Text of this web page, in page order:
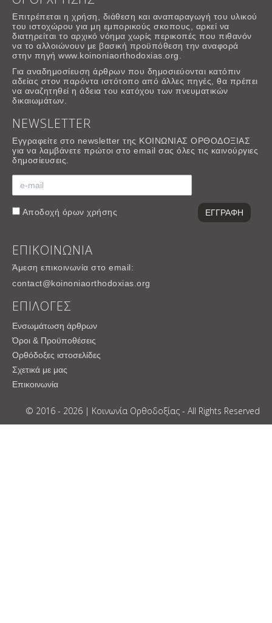
Επιτρέπεται η χρήση, διάθεση και αναπαραγωγή του υλικού
του ιστοχώρου για μη εμπορικούς σκοπους, αρκεί να
διατηρείται το αρχικό νόημα χωρίς περικοπές που πιθανόν
να το αλλοιώνουν με βασική προϋπόθεση την αναφορά
στην πηγή www.koinoniaorthodoxias.org.
Για αναδημοσίευση άρθρων που δημοσιεύονται κατόπιν
αδείας στον παρόντα ιστότοπο από άλλες πηγές, θα πρέπει
να αναζητηθεί η άδεια του κατόχου των πνευματικών
δικαιωμάτων.
NEWSLETTER
Εγγραφείτε στο newsletter της ΚΟΙΝΩΝΙΑΣ ΟΡΘΟΔΟΞΙΑΣ
για να λαμβάνετε πρώτοι στο email σας όλες τις καινούργιες
δημοσίευσεις.
Αποδοχή όρων χρήσης
ΕΠΙΚΟΙΝΩΝΙΑ
Άμεση επικοινωνία στο email:
contact@koinoniaorthodoxias.org
ΕΠΙΛΟΓΕΣ
Ενσωμάτωση άρθρων
Όροι & Προϋποθέσεις
Ορθόδοξες ιστοσελίδες
Σχετικά με μας
Επικοινωνία
© 2016 - 2026 | Κοινωνία Ορθοδοξίας - All Rights Reserved